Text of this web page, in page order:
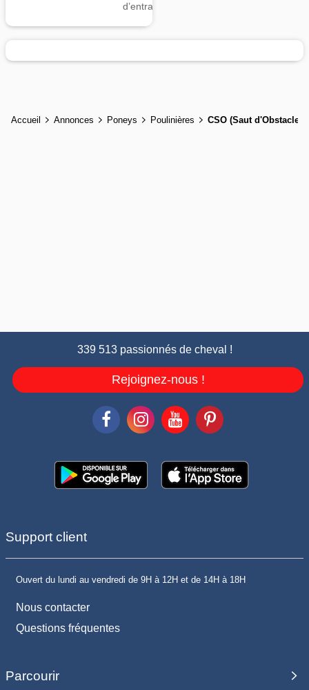
d’entrainement
Accueil Annonces Poneys Poulinières CSO (Saut d'Obstacle)
339 513 passionnés de cheval !
Rejoignez-nous !
Support client
Ouvert du lundi au vendredi de 9H à 12H et de 14H à 18H
Nous contacter
Questions fréquentes
Parcourir